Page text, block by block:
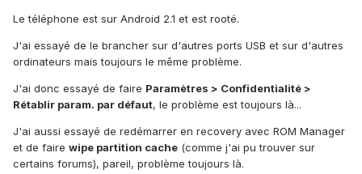
Le téléphone est sur Android 2.1 et est rooté.
J'ai essayé de le brancher sur d'autres ports USB et sur d'autres
ordinateurs mais toujours le même problème.
J'ai donc essayé de faire Paramètres > Confidentialité >
Rétablir param. par défaut, le problème est toujours là...
J'ai aussi essayé de redémarrer en recovery avec ROM Manager
et de faire wipe partition cache (comme j'ai pu trouver sur
certains forums), pareil, problème toujours là.